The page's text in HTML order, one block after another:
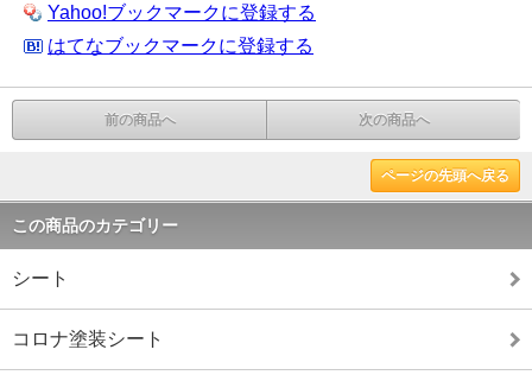
Yahoo!ブックマークに登録する
はてなブックマークに登録する
前の商品へ 次の商品へ
ページの先頭へ戻る
この商品のカテゴリー
シート
コロナ塗装シート